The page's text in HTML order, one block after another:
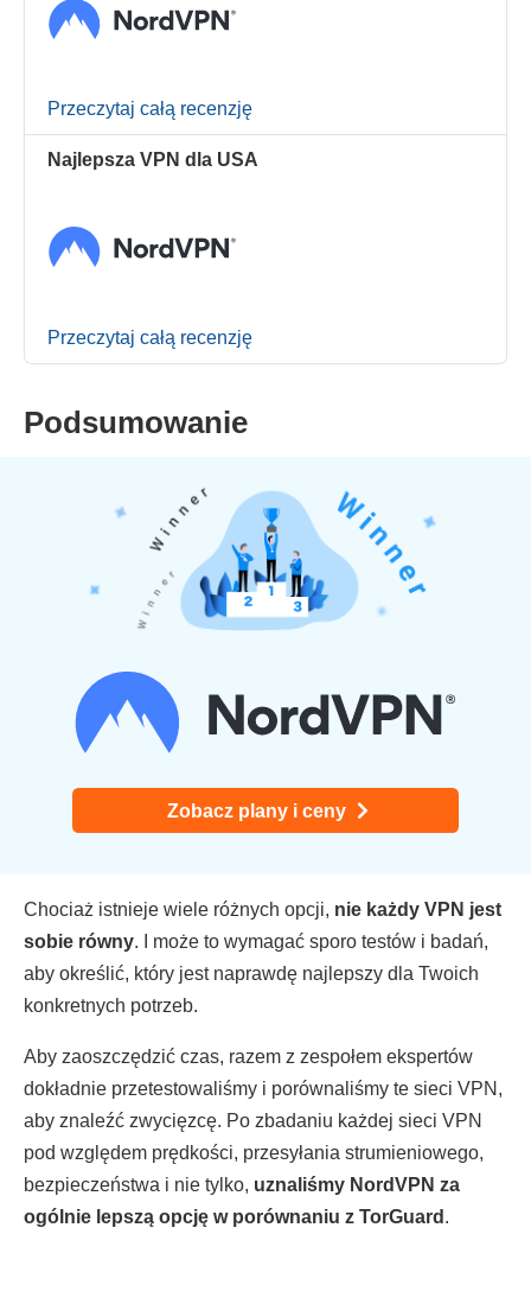
Przeczytaj całą recenzję
Najlepsza VPN dla USA
Przeczytaj całą recenzję
Podsumowanie
Zobacz plany i ceny
Chociaż istnieje wiele różnych opcji, nie każdy VPN jest
sobie równy. I może to wymagać sporo testów i badań,
aby określić, który jest naprawdę najlepszy dla Twoich
konkretnych potrzeb.
Aby zaoszczędzić czas, razem z zespołem ekspertów
dokładnie przetestowaliśmy i porównaliśmy te sieci VPN,
aby znaleźć zwycięzcę. Po zbadaniu każdej sieci VPN
pod względem prędkości, przesyłania strumieniowego,
bezpieczeństwa i nie tylko, uznaliśmy NordVPN za
ogólnie lepszą opcję w porównaniu z TorGuard .